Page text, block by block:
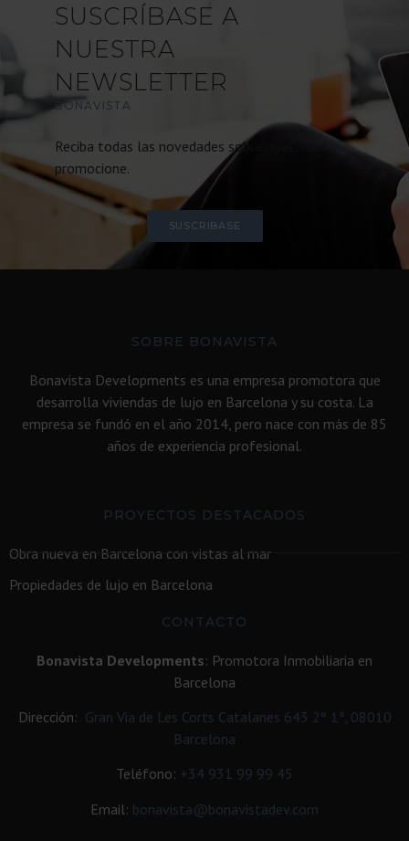
SUSCRÍBASE A
NUESTRA
NEWSLETTER
BONAVISTA
Reciba todas las novedades sobre nuestras
promocione.
SUSCRIBASE
SOBRE BONAVISTA
Bonavista Developments es una empresa promotora que
desarrolla viviendas de lujo en Barcelona y su costa. La
empresa se fundó en el año 2014, pero nace con más de 85
años de experiencia profesional.
PROYECTOS DESTACADOS
Obra nueva en Barcelona con vistas al mar
Propiedades de lujo en Barcelona
CONTACTO
Bonavista Developments: Promotora Inmobiliaria en
Barcelona
Dirección: Gran Via de Les Corts Catalanes 643 2º 1ª, 08010
Barcelona
Teléfono: +34 931 99 99 45
Email: bonavista@bonavistadev.com